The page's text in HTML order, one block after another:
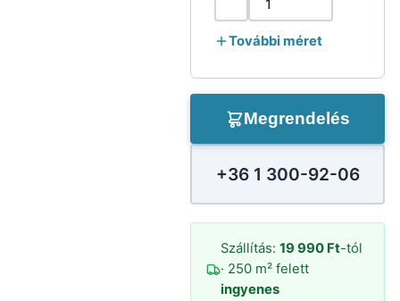
További méret
Megrendelés
+36 1 300-92-06
Szállítás:19 990 Ft-tól
· 250 m² felett
ingyenes